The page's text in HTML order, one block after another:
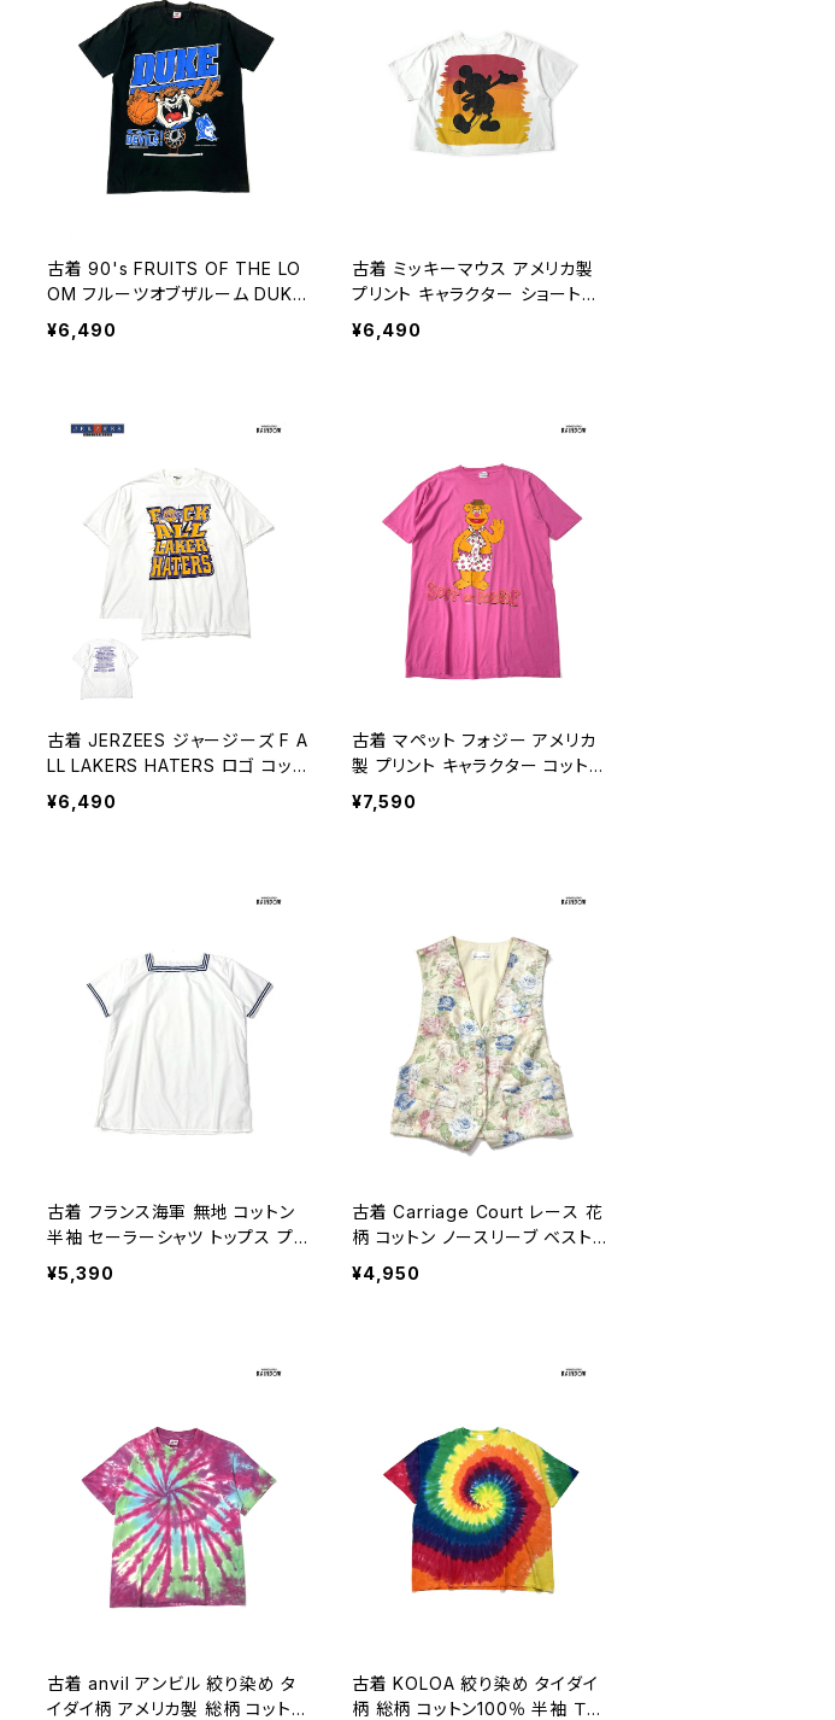
古着 90's FRUITS OF THE LO
OM フルーツオブザルーム DUKE
GO DEVILS! バスケットボール ア
メリカ製 プリント コットン100％
¥6,490
古着 ミッキーマウス アメリカ製
プリント キャラクター ショート丈
コットン 半袖 Ｔシャツ 白 (ttu250
5043)
¥6,490
古着 JERZEES ジャージーズ F A
LL LAKERS HATERS ロゴ コット
ン 半袖 Ｔシャツ 白 (ttu260414
¥6,490
古着 マペット フォジー アメリカ
製 プリント キャラクター コットン1
00％ 半袖 Ｔシャツ ピンク (ttu25
05034)
¥7,590
古着 フランス海軍 無地 コットン
半袖 セーラーシャツ トップス プ
ルオーバー 白 (ttu2606115)
¥5,390
古着 Carriage Court レース 花
柄 コットン ノースリーブ ベスト
ベージュ (ttu2606108)
¥4,950
古着 anvil アンビル 絞り染め タ
イダイ柄 アメリカ製 総柄 コットン
古着 KOLOA 絞り染め タイダイ
柄 総柄 コットン100％ 半袖 Ｔシ